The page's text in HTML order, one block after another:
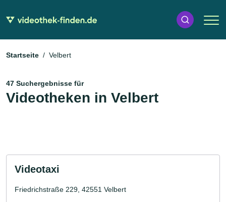
Startseite Velbert
47 Suchergebnisse für
Videotheken in Velbert
Videotaxi
Friedrichstraße 229, 42551 Velbert